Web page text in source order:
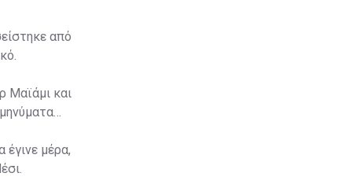
από
Μαϊάμι και
μέρα,